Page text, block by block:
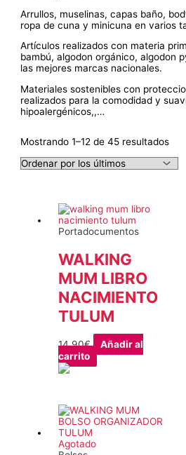
Arrullos, muselinas, capas baño,
ropa de cuna y minicuna en varios
Artículos realizados con materia
bambú, algodon orgánico, algodon
las mejores marcas nacionales.
Materiales sostenibles con
realizados para la comodidad y
hipoalergénicos,,…
Mostrando 1–12 de 45 resultados
los
Portadocumentos
WALKING
MUM LIBRO
NACIMIENTO
TULUM
14,90€
Añadir al
carrito
Agotado